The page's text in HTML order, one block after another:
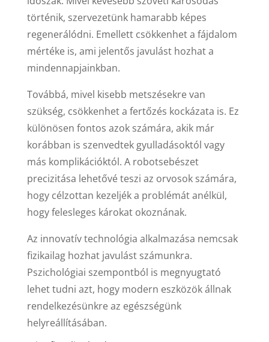
történik, szervezetünk hamarabb képes
regenerálódni. Emellett csökkenhet a fájdalom
mértéke is, ami jelentős javulást hozhat a
mindennapjainkban.
Továbbá, mivel kisebb metszésekre van
szükség, csökkenhet a fertőzés kockázata is. Ez
különösen fontos azok számára, akik már
korábban is szenvedtek gyulladásoktól vagy
más komplikációktól. A robotsebészet
precizitása lehetővé teszi az orvosok számára,
hogy célzottan kezeljék a problémát anélkül,
hogy felesleges károkat okoznának.
Az innovatív technológia alkalmazása nemcsak
fizikailag hozhat javulást számunkra.
Pszichológiai szempontból is megnyugtató
lehet tudni azt, hogy modern eszközök állnak
rendelkezésünkre az egészségünk
helyreállításában.